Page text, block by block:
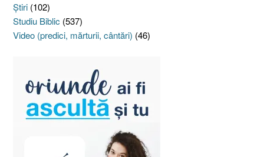
Ştiri (102)
Studiu Biblic (537)
Video (predici, mărturii, cântări) (46)